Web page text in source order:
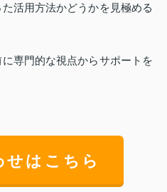
活用方法かどうかを見極める
専門的な視点からサポートを
せはこちら